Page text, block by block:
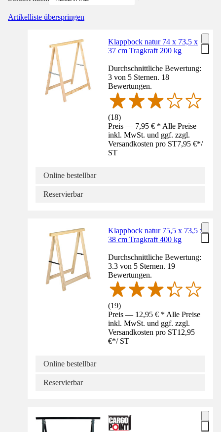
Artikelliste überspringen
Klappbock natur 74 x 73,5 x
37 cm Tragkraft 200 kg
Durchschnittliche Bewertung:
3 von 5 Sternen. 18
Bewertungen.
(18)
Preis — 7,95 € * Alle Preise
inkl. MwSt. und ggf. zzgl.
Versandkosten pro ST7,95 €*/
ST
Online bestellbar
Reservierbar
Klappbock natur 75,5 x 73,5 x
38 cm Tragkraft 400 kg
Durchschnittliche Bewertung:
3.3 von 5 Sternen. 19
Bewertungen.
(19)
Preis — 12,95 € * Alle Preise
inkl. MwSt. und ggf. zzgl.
Versandkosten pro ST12,95
€*/ ST
Online bestellbar
Reservierbar